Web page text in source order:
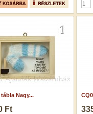
Nagy...
Ft